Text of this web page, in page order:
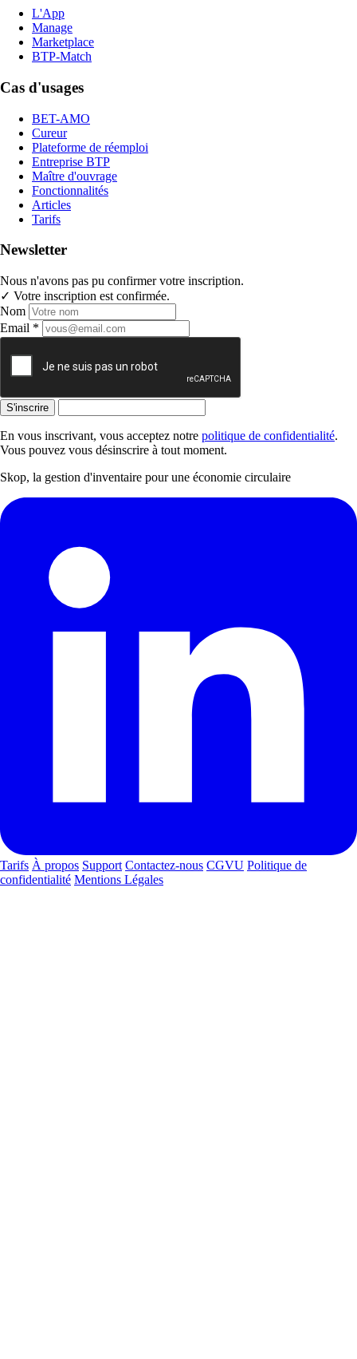
L'App
Manage
Marketplace
BTP-Match
Cas d'usages
BET-AMO
Cureur
Plateforme de réemploi
Entreprise BTP
Maître d'ouvrage
Fonctionnalités
Articles
Tarifs
Newsletter
Nous n'avons pas pu confirmer votre inscription.
✓ Votre inscription est confirmée.
Nom
Email *
S'inscrire
En vous inscrivant, vous acceptez notre politique de confidentialité.
Vous pouvez vous désinscrire à tout moment.
Skop, la gestion d'inventaire pour une économie circulaire
Tarifs À propos Support Contactez-nous CGVU Politique de
confidentialité Mentions Légales